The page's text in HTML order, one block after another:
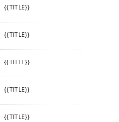
{{TITLE}}
{{TITLE}}
{{TITLE}}
{{TITLE}}
{{TITLE}}